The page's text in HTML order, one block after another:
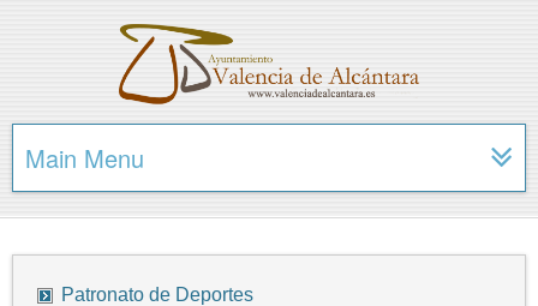
Main Menu
Patronato de Deportes